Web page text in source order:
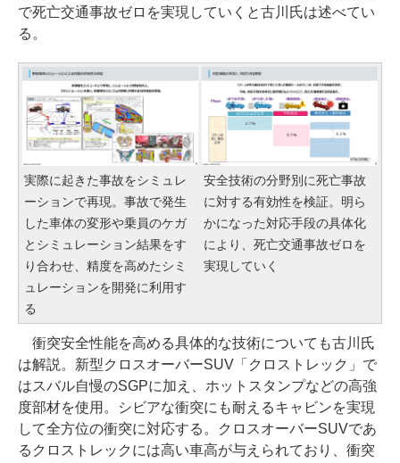
で死亡交通事故ゼロを実現していくと古川氏は述べてい
る。
実際に起きた事故をシミュレ
ーションで再現。事故で発生
した車体の変形や乗員のケガ
とシミュレーション結果をす
り合わせ、精度を高めたシミ
ュレーションを開発に利用す
る
安全技術の分野別に死亡事故
に対する有効性を検証。明ら
かになった対応手段の具体化
により、死亡交通事故ゼロを
実現していく
衝突安全性能を高める具体的な技術についても古川氏
は解説。新型クロスオーバーSUV「クロストレック」で
はスバル自慢のSGPに加え、ホットスタンプなどの高強
度部材を使用。シビアな衝突にも耐えるキャビンを実現
して全方位の衝突に対応する。クロスオーバーSUVであ
るクロストレックには高い車高が与えられており、衝突